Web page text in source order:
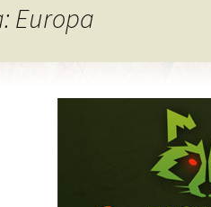
Europa